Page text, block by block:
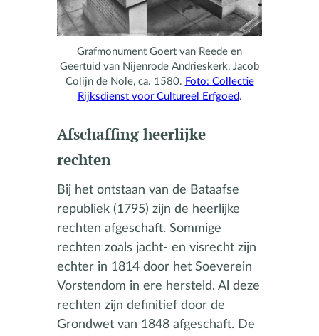
Grafmonument Goert van Reede en
Geertuid van Nijenrode Andrieskerk, Jacob
Colijn de Nole, ca. 1580. Foto: Collectie
Rijksdienst voor Cultureel Erfgoed.
Afschaffing heerlijke
rechten
Bij het ontstaan van de Bataafse
republiek (1795) zijn de heerlijke
rechten afgeschaft. Sommige
rechten zoals jacht- en visrecht zijn
echter in 1814 door het Soeverein
Vorstendom in ere hersteld. Al deze
rechten zijn definitief door de
Grondwet van 1848 afgeschaft. De